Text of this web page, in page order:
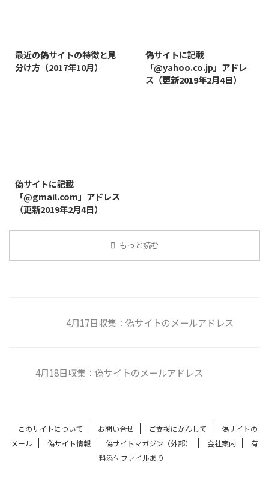
最近の偽サイトの特徴と見
分け方（2017年10月）
偽サイトに記載
「@yahoo.co.jp」アドレ
ス（更新2019年2月4日）
偽サイトに記載
「@gmail.com」アドレス
（更新2019年2月4日）
もっと読む
4月17日収集：偽サイトのメールアドレス
4月18日収集：偽サイトのメールアドレス
このサイトについて お問い合せ ご支援にかんして
偽サイトの
メール
偽サイト情報 偽サイトマガジン（外部） 会社案内
有
料添付ファイルあり